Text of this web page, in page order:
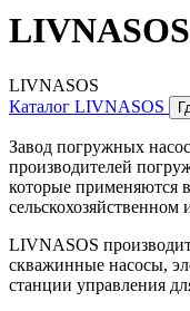
LIVNASOS
LIVNASOS
Каталог LIVNASOS
Завод погружных
производителей
которые применяются
LIVNASOS
скважинные насосы,
станции управления